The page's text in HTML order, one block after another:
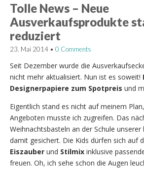
Tolle News – Neue
Ausverkaufsprodukte
reduziert
23. Mai 2014 • 0 Comments
Seit Dezember wurde die
nicht mehr aktualisiert. Nun ist es soweit!
Designerpapiere zum Spotpreis und
Eigentlich stand es nicht auf meinem
Angeboten musste ich zugreifen. Das
Weihnachtsbasteln an der Schule unserer
damit gesichert. Die Kids dürfen sich auf
Eiszauber und Stilmix inklusive
freuen. Oh, ich sehe schon die Augen